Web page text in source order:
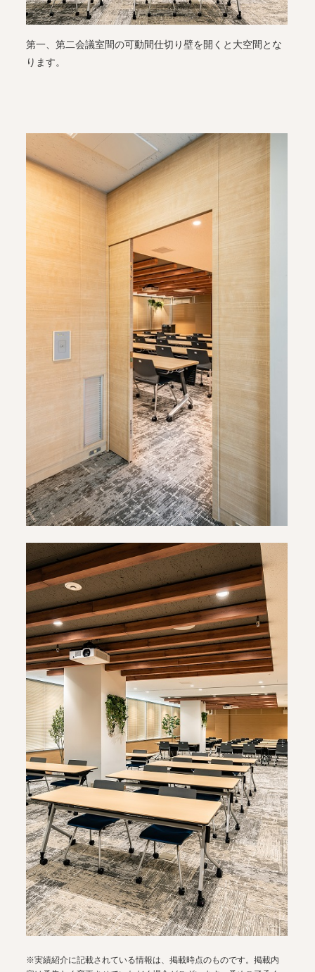
第一、第二会議室間の可動間仕切り壁を開くと大空間とな
ります。
※実績紹介に記載されている情報は、掲載時点のものです。掲載内